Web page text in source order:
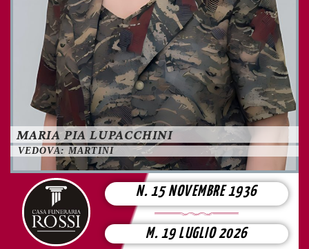
MARIA PIA LUPACCHINI
VEDOVA: MARTINI
N. 15 NOVEMBRE 1936
M. 19 LUGLIO 2026